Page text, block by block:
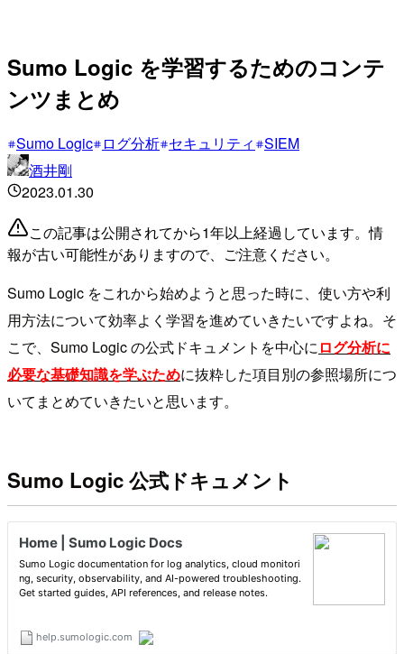
Sumo Logic を学習するためのコンテ
ンツまとめ
Sumo Logic ログ分析 セキュリティ SIEM
酒井剛
2023.01.30
この記事は公開されてから1年以上経過しています。情
報が古い可能性がありますので、ご注意ください。
Sumo Logic をこれから始めようと思った時に、使い方や利
用方法について効率よく学習を進めていきたいですよね。そ
こで、Sumo Logic の公式ドキュメントを中心に ログ分析に
必要な基礎知識を学ぶために抜粋した項目別の参照場所につ
いてまとめていきたいと思います。
Sumo Logic 公式ドキュメント